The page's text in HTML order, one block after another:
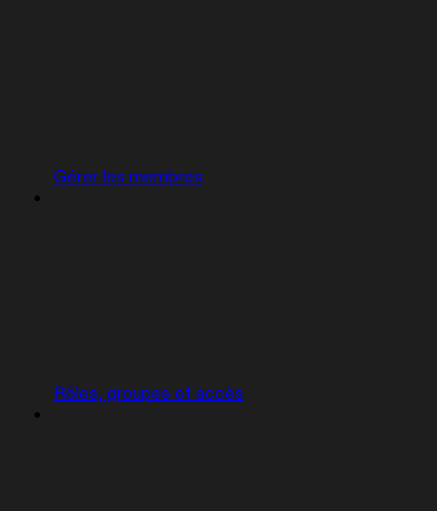
Gérer les membres
Rôles, groupes et accès